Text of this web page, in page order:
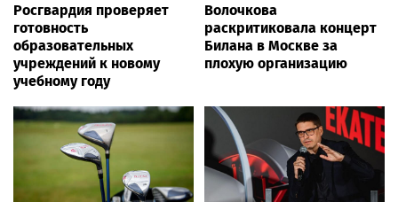
Росгвардия проверяет
готовность
образовательных
учреждений к новому
учебному году
Волочкова
раскритиковала концерт
Билана в Москве за
плохую организацию